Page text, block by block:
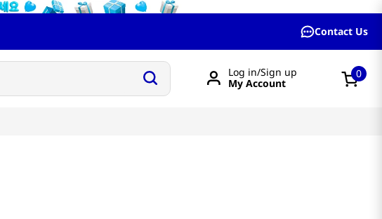
Contact Us
Log in/Sign up
My Account
0